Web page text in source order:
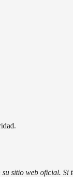
sitio web oficial. Si